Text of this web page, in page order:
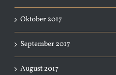
Oktober 2017
September 2017
August 2017